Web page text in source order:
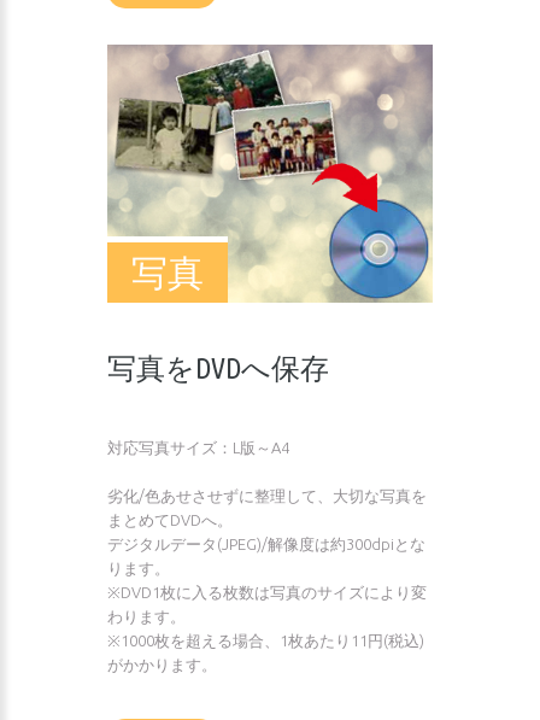
写真
写真をDVDへ保存
対応写真サイズ：L版～A4
劣化/色あせさせずに整理して、大切な写真を
まとめてDVDへ。
デジタルデータ(JPEG)/解像度は約300dpiとな
ります。
※DVD1枚に入る枚数は写真のサイズにより変
わります。
※1000枚を超える場合、1枚あたり11円(税込)
がかかります。